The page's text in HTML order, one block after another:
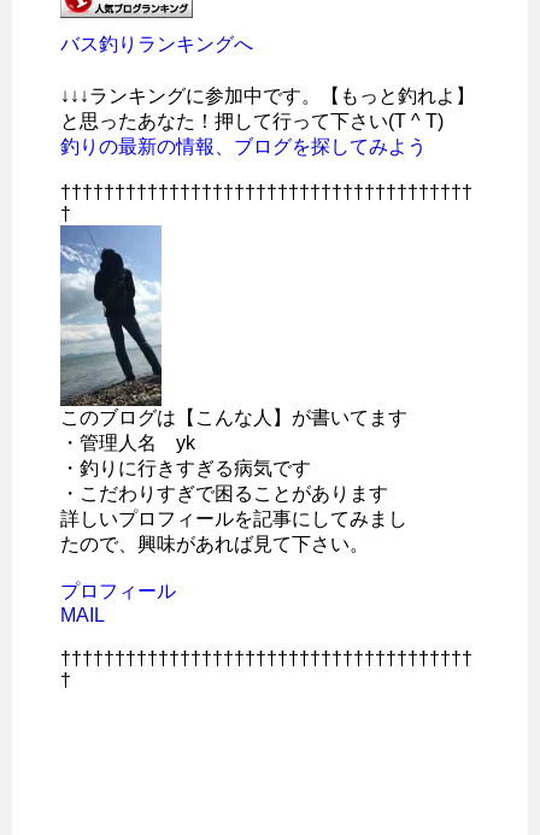
バス釣りランキングへ
↓↓↓ランキングに参加中です。【もっと釣れよ】
と思ったあなた！押して行って下さい(T ^ T)
釣りの最新の情報、ブログを探してみよう
††††††††††††††††††††††††††††††††††††††
†
このブログは【こんな人】が書いてます
・管理人名 yk
・釣りに行きすぎる病気です
・こだわりすぎで困ることがあります
詳しいプロフィールを記事にしてみまし
たので、興味があれば見て下さい。
プロフィール
MAIL
††††††††††††††††††††††††††††††††††††††
†